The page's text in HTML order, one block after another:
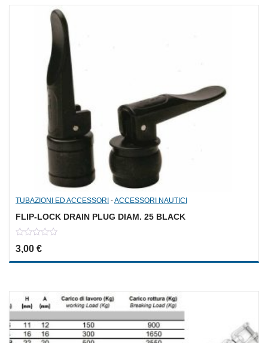
TUBAZIONI ED ACCESSORI -ACCESSORI NAUTICI
FLIP-LOCK DRAIN PLUG DIAM. 25 BLACK
0
out
3,00 €